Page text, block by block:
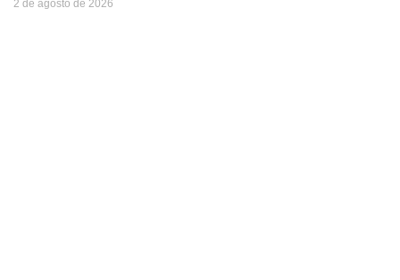
2 de agosto de 2026